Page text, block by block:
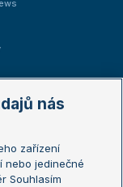
nás
zařízení
nebo jedinečné
Souhlasím